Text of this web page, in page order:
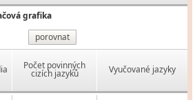
grafika
porovnat
Počet povinných
cizích jazyků Vyučované jazyky